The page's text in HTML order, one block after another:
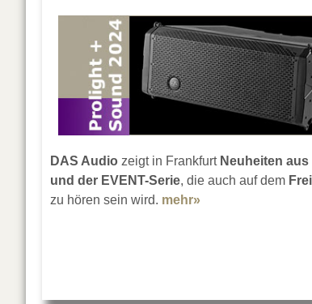
DAS Audio zeigt in Frankfurt Neuheiten
und der EVENT-Serie, die auch auf dem
zu hören sein wird. mehr» about DAS